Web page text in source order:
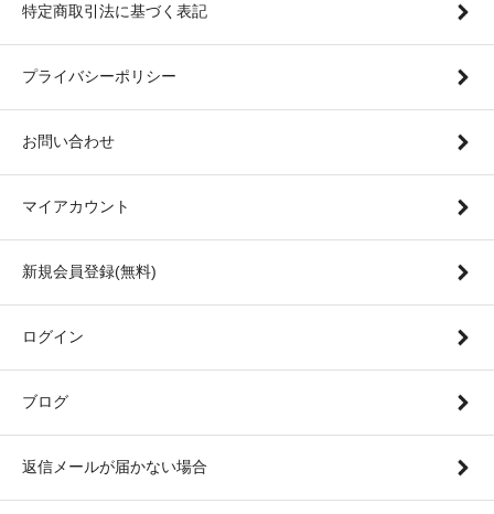
特定商取引法に基づく表記
プライバシーポリシー
お問い合わせ
マイアカウント
新規会員登録(無料)
ログイン
ブログ
返信メールが届かない場合